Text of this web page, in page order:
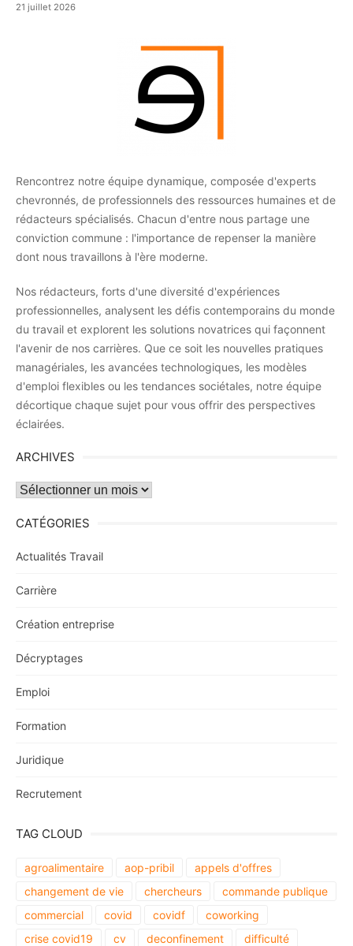
21 juillet 2026
Rencontrez notre équipe dynamique, composée d'experts
chevronnés, de professionnels des ressources humaines et de
rédacteurs spécialisés. Chacun d'entre nous partage une
conviction commune : l'importance de repenser la manière
dont nous travaillons à l'ère moderne.
Nos rédacteurs, forts d'une diversité d'expériences
professionnelles, analysent les défis contemporains du monde
du travail et explorent les solutions novatrices qui façonnent
l'avenir de nos carrières. Que ce soit les nouvelles pratiques
managériales, les avancées technologiques, les modèles
d'emploi flexibles ou les tendances sociétales, notre équipe
décortique chaque sujet pour vous offrir des perspectives
éclairées.
ARCHIVES
Archives
CATÉGORIES
Actualités Travail
Carrière
Création entreprise
Décryptages
Emploi
Formation
Juridique
Recrutement
TAG CLOUD
agroalimentaire aop-pribil
appels d'offres
changement de vie
chercheurs
commande publique
commercial
covid covidf
coworking
crise covid19
cv deconfinement
difficulté